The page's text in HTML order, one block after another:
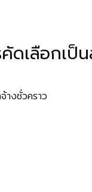
ดเลือกเป็
างชั่วคราว